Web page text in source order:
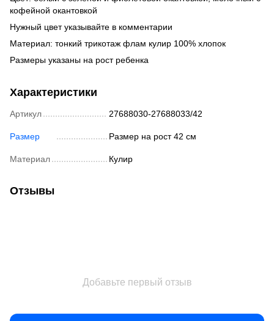
кофейной окантовкой
Нужный цвет указывайте в комментарии
Материал: тонкий трикотаж флам кулир 100% хлопок
Размеры указаны на рост ребенка
Характеристики
Артикул 27688030-27688033/42
Размер Размер на рост 42 см
Материал Кулир
Отзывы
Добавьте первый отзыв